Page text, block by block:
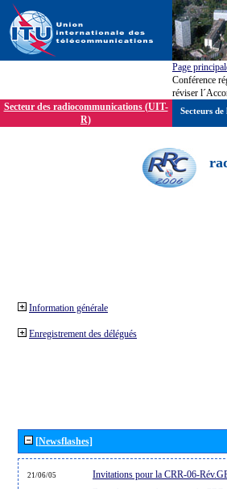
Page
Conférence
réviser
Secteur des radiocommunications (UIT-
R)
Information générale
Enregistrement des délégués
[Newsflashes]
21/06/05 Invitations pour la CRR-06-
Secteurs